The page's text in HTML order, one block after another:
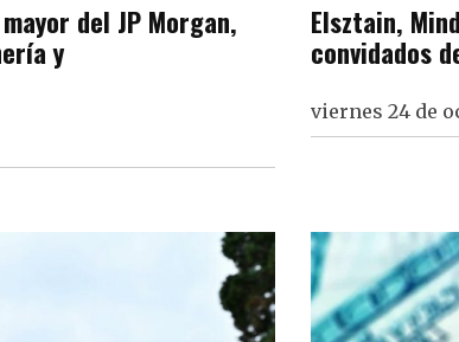
del JP Morgan,
y
Elsztain,
convidados
viernes 24 de